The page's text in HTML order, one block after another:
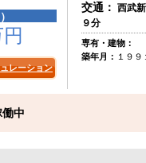
レーション
交通： 西武
９分
専有・建物：
築年月： １９９
中